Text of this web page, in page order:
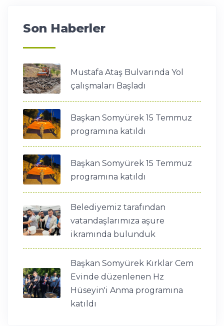
Son Haberler
Mustafa Ataş Bulvarında Yol
çalışmaları Başladı
Başkan Somyürek 15 Temmuz
programına katıldı
Başkan Somyürek 15 Temmuz
programına katıldı
Belediyemiz tarafından
vatandaşlarımıza aşure
ikramında bulunduk
Başkan Somyürek Kırklar Cem
Evinde düzenlenen Hz
Hüseyin'i Anma programına
katıldı